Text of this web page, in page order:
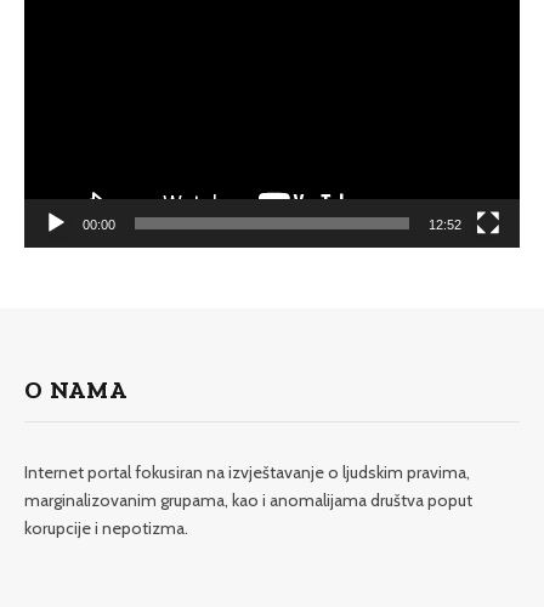
00:00 12:52
O NAMA
Internet portal fokusiran na izvještavanje o ljudskim pravima,
marginalizovanim grupama, kao i anomalijama društva poput
korupcije i nepotizma.